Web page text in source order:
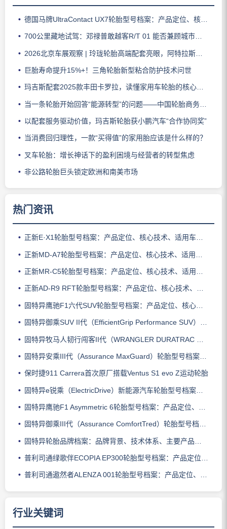
德国马牌UltraContact UX7轮胎型号档案：产品定位、核心技术、适用车型与使用场景
700公里藏地试驾：邓禄普敢越客R/T 01 能否兼顾城市与越野？
2026北京车展观察 | 玲珑轮胎高端配套亮眼，阿特拉斯助力智界V9领跑豪华MPV市场
巨胎寿命提升15%+！三角轮胎新型粘合防护技术问世
玛吉斯配套2025款丰田卡罗拉，读懂家用车轮胎的核心密码
当一条轮胎开始回答“能源转型”的问题——中国轮胎商务网解读赛轮全新一代商用车轮胎发布
以配套服务驱动价值，玛吉斯轮胎获小鹏汽车“合作协同奖”
当消费回归理性，一款“买得值”的家用胎应该是什么样的？
叉车轮胎：增长神话下的盈利困境与经营者的转型焦虑
非公路轮胎巨头锁定欧洲和南美市场
热门资讯
正新E·X1轮胎型号档案：产品定位、核心技术、适用车型与使用场景
正新MD-A7轮胎型号档案：产品定位、核心技术、适用车型与使用场景
正新MR-C5轮胎型号档案：产品定位、核心技术、适用车型与使用场景
正新AD-R9 RFT轮胎型号档案：产品定位、核心技术、适用车型与使用场景
固特异鹰驰F1六代SUV轮胎型号档案：产品定位、核心技术、适用车型与使用场景
固特异御乘SUV II代（EfficientGrip Performance SUV）轮胎型号档案：产品定位、核心技术、适用车型与使用场景
固特异牧马人韧行闯客II代（WRANGLER DURATRAC RT）轮胎型号档案：产品定位、核心技术、适用车型与使用场景
固特异安乘III代（Assurance MaxGuard）轮胎型号档案：产品定位、核心技术、适用车型与使用场景
保时捷911 Carrera首次原厂搭载Ventus S1 evo Z运动轮胎
固特异e锐乘（ElectricDrive）新能源汽车轮胎型号档案：产品定位、核心技术、适用车型与使用场景
固特异鹰驰F1 Asymmetric 6轮胎型号档案：产品定位、核心技术、适用车型与使用场景
固特异御乘III代（Assurance ComfortTred）轮胎型号档案：产品定位、核心技术、适用车型与使用场景
固特异轮胎品牌档案：品牌背景、技术体系、主要产品系列与适用场景
普利司通绿歌伴ECOPIA EP300轮胎型号档案：产品定位、核心技术、适用车型与使用场景
普利司通遨然者ALENZA 001轮胎型号档案：产品定位、核心技术、适用车型与使用场景
行业关键词